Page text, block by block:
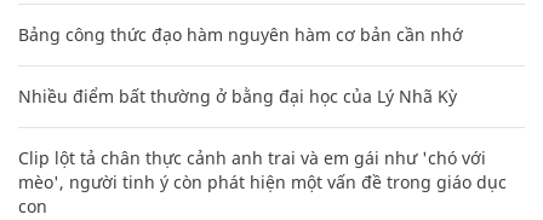
Bảng công thức đạo hàm nguyên hàm cơ bản cần nhớ
Nhiều điểm bất thường ở bằng đại học của Lý Nhã Kỳ
Clip lột tả chân thực cảnh anh trai và em gái như 'chó với
mèo', người tinh ý còn phát hiện một vấn đề trong giáo dục
con